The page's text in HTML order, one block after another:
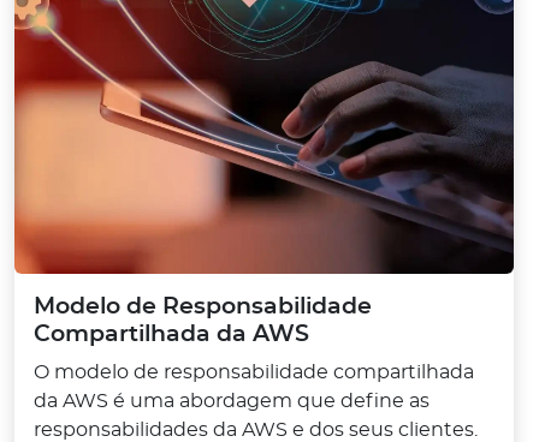
Modelo de Responsabilidade
Compartilhada da AWS
O modelo de responsabilidade compartilhada
da AWS é uma abordagem que define as
responsabilidades da AWS e dos seus clientes.